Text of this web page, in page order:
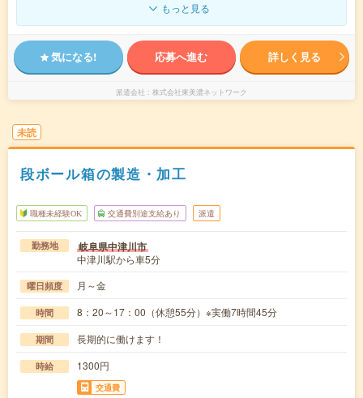
もっと見る
気になる! 応募へ進む 詳しく見る
派遣会社 株式会社東美濃ネットワーク
未読
段ボール箱の製造・加工
職種未経験OK 交通費別途支給あり 派遣
勤務地 岐阜県中津川市
中津川駅から車5分
曜日頻度 月～金
時間 8：20～17：00（休憩55分）※実働7時間45分
期間 長期的に働けます！
時給 1300円
交通費